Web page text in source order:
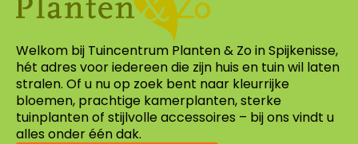
Welkom bij Tuincentrum Planten & Zo in Spijkenisse,
hét adres voor iedereen die zijn huis en tuin wil laten
stralen. Of u nu op zoek bent naar kleurrijke
bloemen, prachtige kamerplanten, sterke
tuinplanten of stijlvolle accessoires – bij ons vindt u
alles onder één dak.